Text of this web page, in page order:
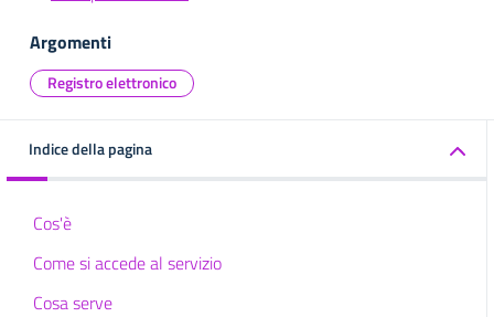
Argomenti
Registro elettronico
Indice della pagina
Cos'è
Come si accede al servizio
Cosa serve